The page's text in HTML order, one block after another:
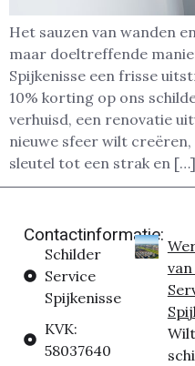
Het sauzen van wanden
maar doeltreffende
Spijkenisse een frisse
10% korting op ons
verhuisd, een renovatie
nieuwe sfeer wilt
sleutel tot een strak en […]
Contactinformatie:
Schilder
Service
Spijkenisse
KVK:
58037640